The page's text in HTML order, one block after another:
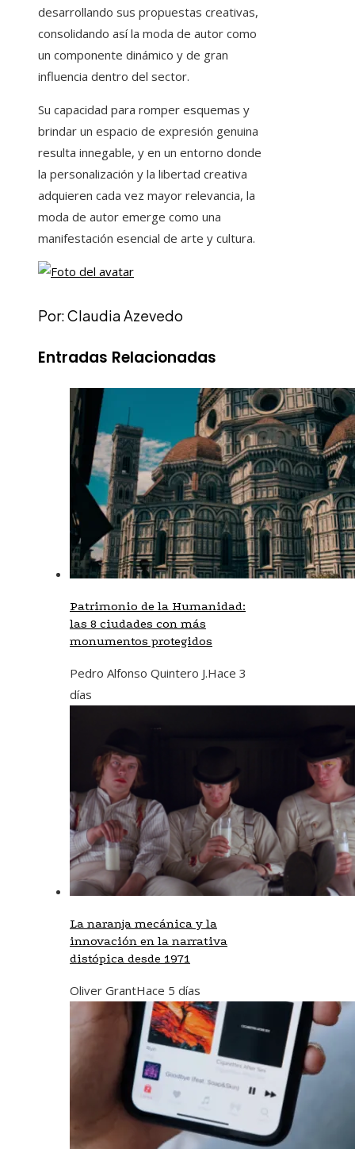
desarrollando sus propuestas creativas,
consolidando así la moda de autor como
un componente dinámico y de gran
influencia dentro del sector.
Su capacidad para romper esquemas y
brindar un espacio de expresión genuina
resulta innegable, y en un entorno donde
la personalización y la libertad creativa
adquieren cada vez mayor relevancia, la
moda de autor emerge como una
manifestación esencial de arte y cultura.
Por: Claudia Azevedo
Entradas Relacionadas
Patrimonio de la Humanidad:
las 8 ciudades con más
monumentos protegidos
Pedro Alfonso Quintero J.Hace 3
días
La naranja mecánica y la
innovación en la narrativa
distópica desde 1971
Oliver GrantHace 5 días